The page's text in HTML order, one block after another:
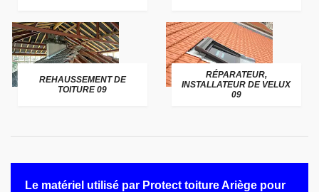
REHAUSSEMENT DE
TOITURE 09
RÉPARATEUR,
INSTALLATEUR DE VELUX
09
Le matériel utilisé par Protect toiture Ariège pour